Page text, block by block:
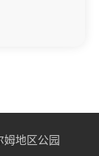
姆地区公园